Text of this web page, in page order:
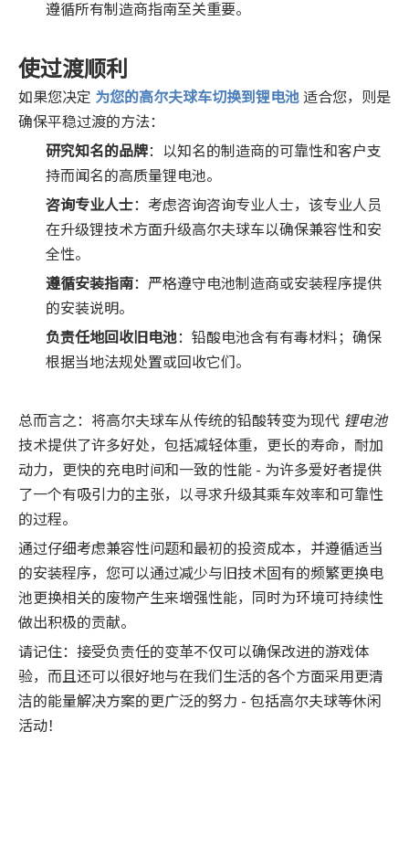
遵循所有制造商指南至关重要。
使过渡顺利
如果您决定 为您的高尔夫球车切换到锂电池适合您，则是
确保平稳过渡的方法：
研究知名的品牌：以知名的制造商的可靠性和客户支
持而闻名的高质量锂电池。
咨询专业人士：考虑咨询咨询专业人士，该专业人员
在升级锂技术方面升级高尔夫球车以确保兼容性和安
全性。
遵循安装指南：严格遵守电池制造商或安装程序提供
的安装说明。
负责任地回收旧电池：铅酸电池含有有毒材料；确保
根据当地法规处置或回收它们。
总而言之：将高尔夫球车从传统的铅酸转变为现代 锂电池
技术提供了许多好处，包括减轻体重，更长的寿命，耐加
动力，更快的充电时间和一致的性能 - 为许多爱好者提供
了一个有吸引力的主张，以寻求升级其乘车效率和可靠性
的过程。
通过仔细考虑兼容性问题和最初的投资成本，并遵循适当
的安装程序，您可以通过减少与旧技术固有的频繁更换电
池更换相关的废物产生来增强性能，同时为环境可持续性
做出积极的贡献。
请记住：接受负责任的变革不仅可以确保改进的游戏体
验，而且还可以很好地与在我们生活的各个方面采用更清
洁的能量解决方案的更广泛的努力 - 包括高尔夫球等休闲
活动！